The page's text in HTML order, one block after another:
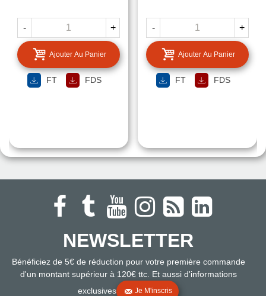
- +
Ajouter Au Panier
FT FDS
- +
Ajouter Au Panier
FT FDS
NEWSLETTER
Bénéficiez de 5€ de réduction pour votre première commande
d'un montant supérieur à 120€ ttc. Et aussi d'informations
exclusives
Je M'inscris